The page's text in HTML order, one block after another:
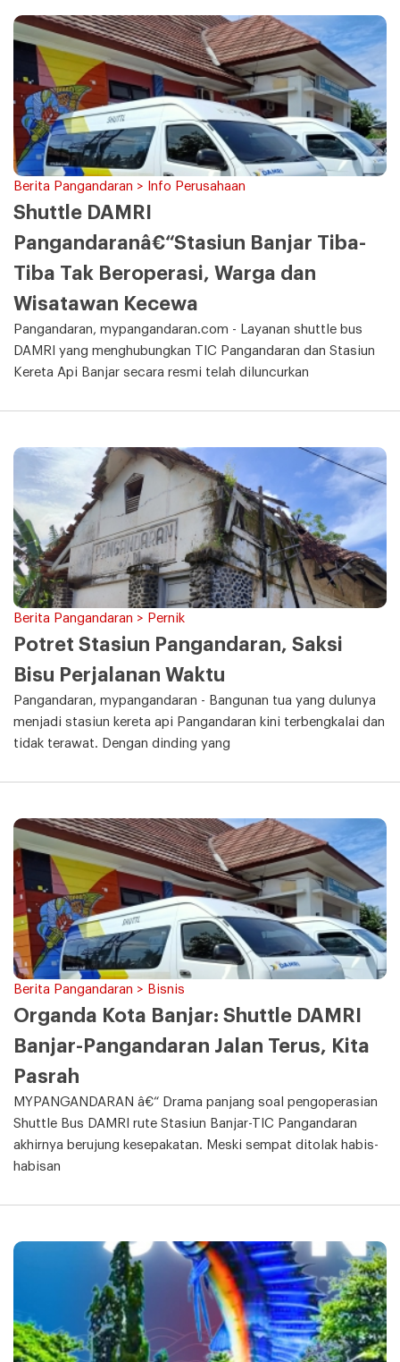
Berita Pangandaran > Info Perusahaan
Shuttle DAMRI
Pangandaranâ€“Stasiun Banjar Tiba-
Tiba Tak Beroperasi, Warga dan
Wisatawan Kecewa
Pangandaran, mypangandaran.com - Layanan shuttle bus
DAMRI yang menghubungkan TIC Pangandaran dan Stasiun
Kereta Api Banjar secara resmi telah diluncurkan
Berita Pangandaran > Pernik
Potret Stasiun Pangandaran, Saksi
Bisu Perjalanan Waktu
Pangandaran, mypangandaran - Bangunan tua yang dulunya
menjadi stasiun kereta api Pangandaran kini terbengkalai dan
tidak terawat. Dengan dinding yang
Berita Pangandaran > Bisnis
Organda Kota Banjar: Shuttle DAMRI
Banjar-Pangandaran Jalan Terus, Kita
Pasrah
MYPANGANDARAN â€“ Drama panjang soal pengoperasian
Shuttle Bus DAMRI rute Stasiun Banjar-TIC Pangandaran
akhirnya berujung kesepakatan. Meski sempat ditolak habis-
habisan